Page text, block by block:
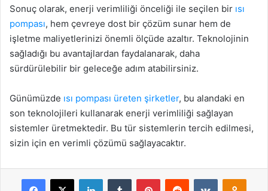
Sonuç olarak, enerji verimliliği önceliği ile seçilen bir ısı
pompası, hem çevreye dost bir çözüm sunar hem de
işletme maliyetlerinizi önemli ölçüde azaltır. Teknolojinin
sağladığı bu avantajlardan faydalanarak, daha
sürdürülebilir bir geleceğe adım atabilirsiniz.
Günümüzde ısı pompası üreten şirketler, bu alandaki en
son teknolojileri kullanarak enerji verimliliği sağlayan
sistemler üretmektedir. Bu tür sistemlerin tercih edilmesi,
sizin için en verimli çözümü sağlayacaktır.
Facebook
X LinkedInTumblr PinterestReddit VKontakte